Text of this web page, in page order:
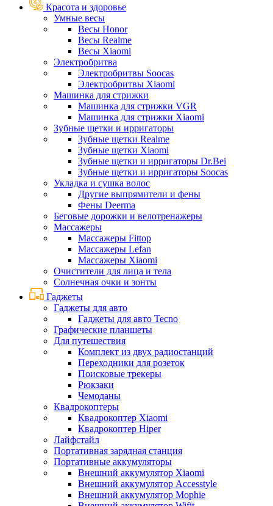
Красота и здоровье
Умные весы
Весы Honor
Весы Realme
Весы Xiaomi
Электробритва
Электробритвы Soocas
Электробритвы Xiaomi
Машинка для стрижки
Машинка для стрижки VGR
Машинка для стрижки Xiaomi
Зубные щетки и ирригаторы
Зубные щетки Realme
Зубные щетки Xiaomi
Зубные щетки и ирригаторы Dr.Bei
Зубные щетки и ирригаторы Soocas
Укладка и сушка волос
Другие выпрямители и фены
Фены Deerma
Беговые дорожки и велотренажеры
Массажеры
Массажеры Fittop
Массажеры Lefan
Массажеры Xiaomi
Очистители для лица и тела
Солнечная очки и зонты
Гаджеты
Гаджеты для авто
Гаджеты для авто Tecno
Графические планшеты
Для путешествия
Комплект из двух радиостанций
Переходники для розеток
Поисковые трекеры
Рюкзаки
Чемоданы
Квадрокоптеры
Квадрокоптер Xiaomi
Квадрокоптер Hiper
Лайфстайл
Портативная зарядная станция
Портативные аккумуляторы
Внешний аккумулятор Xiaomi
Внешний аккумулятор Accesstyle
Внешний аккумулятор Mophie